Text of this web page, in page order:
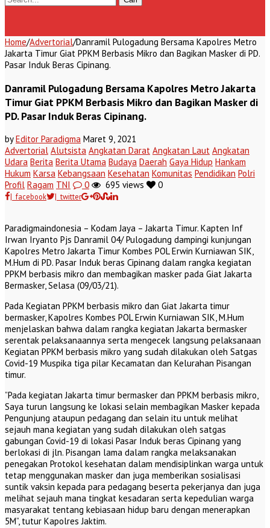
Home/Advertorial/Danramil Pulogadung Bersama Kapolres Metro
Jakarta Timur Giat PPKM Berbasis Mikro dan Bagikan Masker di PD.
Pasar Induk Beras Cipinang.
Danramil Pulogadung Bersama Kapolres Metro Jakarta
Timur Giat PPKM Berbasis Mikro dan Bagikan Masker di
PD. Pasar Induk Beras Cipinang.
byEditor Paradigma Maret 9, 2021
Advertorial Alutsista Angkatan Darat Angkatan Laut Angkatan
Udara Berita Berita Utama Budaya Daerah Gaya Hidup Hankam
Hukum Karsa Kebangsaan Kesehatan Komunitas Pendidikan Polri
Profil Ragam TNI 0 695 views 0
| facebook | twitter
Paradigmaindonesia – Kodam Jaya – Jakarta Timur. Kapten Inf
Irwan Iryanto Pjs Danramil 04/ Pulogadung dampingi kunjungan
Kapolres Metro Jakarta Timur Kombes POL Erwin Kurniawan SIK,
M.Hum di PD. Pasar Induk beras Cipinang dalam rangka kegiatan
PPKM berbasis mikro dan membagikan masker pada Giat Jakarta
Bermasker, Selasa (09/03/21).
Pada Kegiatan PPKM berbasis mikro dan Giat Jakarta timur
bermasker, Kapolres Kombes POL Erwin Kurniawan SIK, M.Hum
menjelaskan bahwa dalam rangka kegiatan Jakarta bermasker
serentak pelaksanaannya serta mengecek langsung pelaksanaan
Kegiatan PPKM berbasis mikro yang sudah dilakukan oleh Satgas
Covid-19 Muspika tiga pilar Kecamatan dan Kelurahan Pisangan
timur.
”Pada kegiatan Jakarta timur bermasker dan PPKM berbasis mikro,
Saya turun langsung ke lokasi selain membagikan Masker kepada
Pengunjung ataupun pedagang dan selain itu untuk melihat
sejauh mana kegiatan yang sudah dilakukan oleh satgas
gabungan Covid-19 di lokasi Pasar Induk beras Cipinang yang
berlokasi di jln. Pisangan lama dalam rangka melaksanakan
penegakan Protokol kesehatan dalam mendisiplinkan warga untuk
tetap menggunakan masker dan juga memberikan sosialisasi
suntik vaksin kepada para pedagang beserta pekerjanya dan juga
melihat sejauh mana tingkat kesadaran serta kepedulian warga
masyarakat tentang kebiasaan hidup baru dengan menerapkan
5M”, tutur Kapolres Jaktim.